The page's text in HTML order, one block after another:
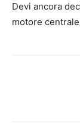
Devi ancora
motore